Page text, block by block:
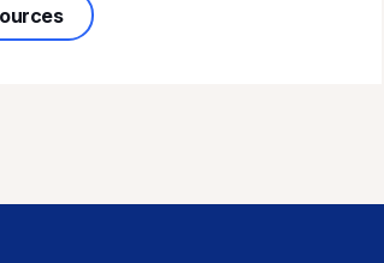
910about Join the California Anti-